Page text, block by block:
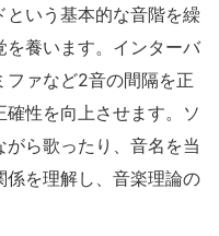
いう基本的な音階を繰
を養います。インターバ
ファなど2音の間隔を正
性を向上させます。ソ
ら歌ったり、音名を当
係を理解し、音楽理論の